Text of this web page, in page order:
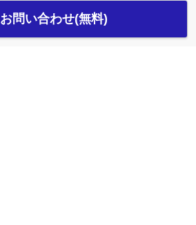
お問い合わせ(無料)